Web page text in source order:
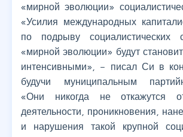
«мирной эволюции»
«Усилия международных
по подрыву социалистических
«мирной эволюции» будут
интенсивными», – писал Си в
будучи муниципальным
«Они никогда не откажутся
деятельности, проникновения,
и нарушения такой крупной